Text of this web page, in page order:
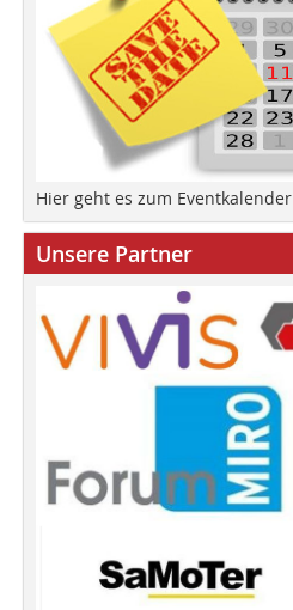
Hier geht es zum Eventkalender
Unsere Partner